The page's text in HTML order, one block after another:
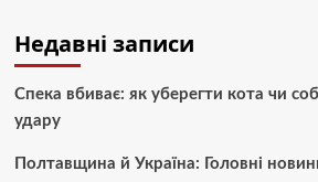
Недавні записи
Спека вбиває: як уберегти кота чи
удару
Полтавщина й Україна: Головні